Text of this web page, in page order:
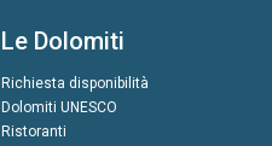
Le Dolomiti
Richiesta disponibilità
Dolomiti UNESCO
Ristoranti